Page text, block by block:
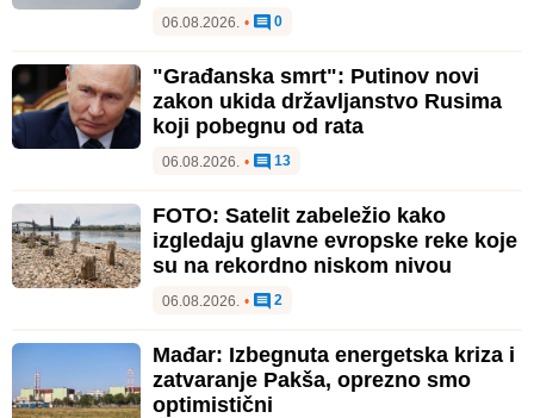
06.08.2026. • 0
"Građanska smrt": Putinov novi
zakon ukida državljanstvo Rusima
koji pobegnu od rata
06.08.2026. • 13
FOTO: Satelit zabeležio kako
izgledaju glavne evropske reke koje
su na rekordno niskom nivou
06.08.2026. • 2
Mađar: Izbegnuta energetska kriza i
zatvaranje Pakša, oprezno smo
optimistični